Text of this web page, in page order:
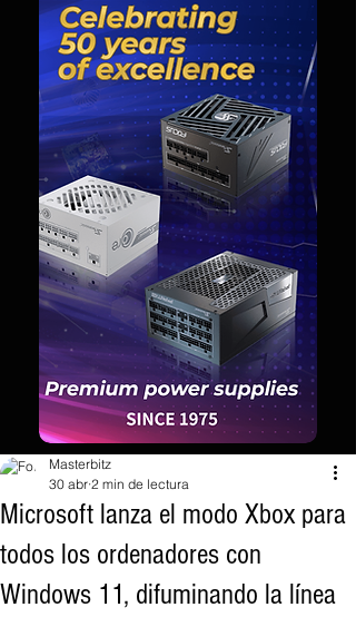
Microsoft lanza el modo Xbox para
todos los ordenadores con
Windows 11, difuminando la línea
Masterbitz
30 abr 2 min de lectura